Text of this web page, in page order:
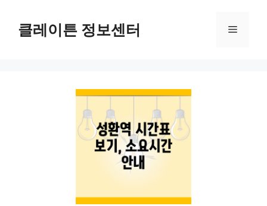
클레이튼 정보센터 메